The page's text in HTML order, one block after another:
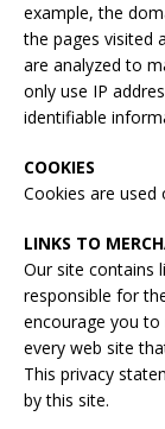
example, the
the pages visited
are analyzed to
only use IP
identifiable
COOKIES
Cookies are used
LINKS TO
Our site contains
responsible for
encourage you
every web site
This privacy
by this site.